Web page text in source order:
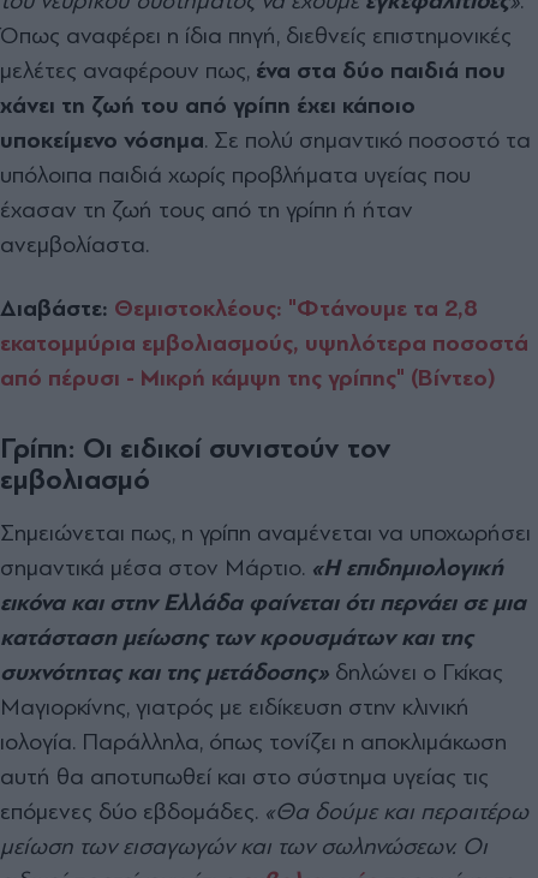
Όπως αναφέρει η ίδια πηγή, διεθνείς επιστημονικές
μελέτες αναφέρουν πως, ένα στα δύο παιδιά που
χάνει τη ζωή του από γρίπη έχει κάποιο
υποκείμενο νόσημα. Σε πολύ σημαντικό ποσοστό τα
υπόλοιπα παιδιά χωρίς προβλήματα υγείας που
έχασαν τη ζωή τους από τη γρίπη ή ήταν
ανεμβολίαστα.
Διαβάστε: Θεμιστοκλέους: "Φτάνουμε τα 2,8
εκατομμύρια εμβολιασμούς, υψηλότερα ποσοστά
από πέρυσι - Μικρή κάμψη της γρίπης" (Βίντεο)
Γρίπη: Οι ειδικοί συνιστούν τον
εμβολιασμό
Σημειώνεται πως, η γρίπη αναμένεται να υποχωρήσει
σημαντικά μέσα στον Μάρτιο. «Η επιδημιολογική
εικόνα και στην Ελλάδα φαίνεται ότι περνάει σε μια
κατάσταση μείωσης των κρουσμάτων και της
συχνότητας και της μετάδοσης» δηλώνει ο Γκίκας
Μαγιορκίνης, γιατρός με ειδίκευση στην κλινική
ιολογία. Παράλληλα, όπως τονίζει η αποκλιμάκωση
αυτή θα αποτυπωθεί και στο σύστημα υγείας τις
επόμενες δύο εβδομάδες. «Θα δούμε και περαιτέρω
μείωση των εισαγωγών και των σωληνώσεων. Οι